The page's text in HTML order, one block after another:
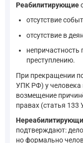
Реабилитирующие
отсутствие
отсутствие в
непричастность
преступлению.
При прекращении
УПК РФ) у человека
возмещение
правах (статья
подтверждают:
но формально